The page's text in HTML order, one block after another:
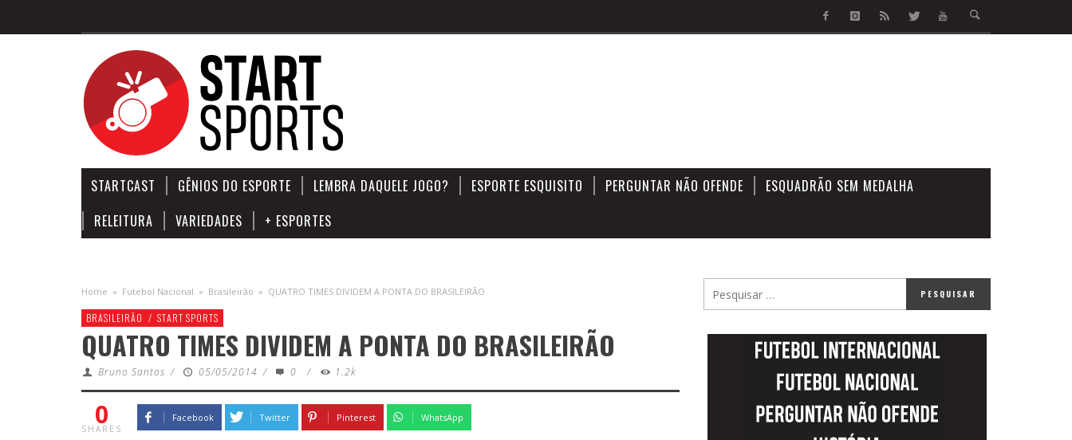
STARTCAST GÊNIOS DO ESPORTE LEMBRA DAQUELE JOGO? ESPORTE ESQUISITO PERGUNTAR NÃO OFENDE
ESQUADRÃO SEM MEDALHA
RELEITURA
VARIEDADES + ESPORTES
Home » Futebol Nacional » Brasileirão » QUATRO TIMES DIVIDEM A PONTA DO BRASILEIRÃO
BRASILEIRÃO / START SPORTS
QUATRO TIMES DIVIDEM A PONTA DO BRASILEIRÃO
Bruno Santos / 05/05/2014 / 0 / 1.2k
0
SHARES
Facebook Twitter Pinterest WhatsApp